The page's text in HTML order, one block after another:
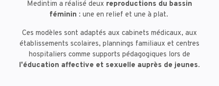
Medintim a réalisé deux reproductions du bassin
féminin : une en relief et une à plat.
Ces modèles sont adaptés aux cabinets médicaux, aux
établissements scolaires, plannings familiaux et centres
hospitaliers comme supports pédagogiques lors de
l'éducation affective et sexuelle auprès de jeunes.